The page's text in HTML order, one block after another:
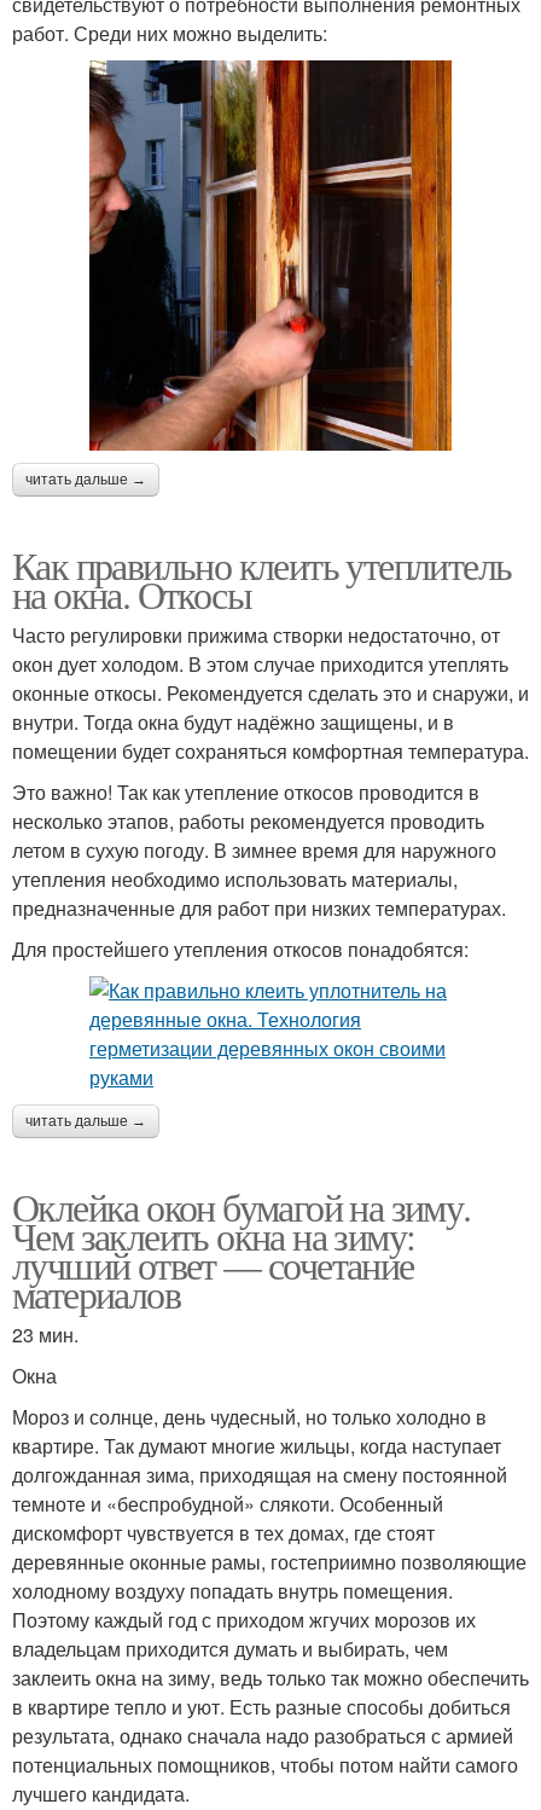
работ. Среди них можно выделить:
читать дальше →
Как правильно клеить утеплитель
на окна. Откосы
Часто регулировки прижима створки недостаточно, от
окон дует холодом. В этом случае приходится утеплять
оконные откосы. Рекомендуется сделать это и снаружи, и
внутри. Тогда окна будут надёжно защищены, и в
помещении будет сохраняться комфортная температура.
Это важно! Так как утепление откосов проводится в
несколько этапов, работы рекомендуется проводить
летом в сухую погоду. В зимнее время для наружного
утепления необходимо использовать материалы,
предназначенные для работ при низких температурах.
Для простейшего утепления откосов понадобятся:
читать дальше →
Оклейка окон бумагой на зиму.
Чем заклеить окна на зиму:
лучший ответ — сочетание
материалов
23 мин.
Окна
Мороз и солнце, день чудесный, но только холодно в
квартире. Так думают многие жильцы, когда наступает
долгожданная зима, приходящая на смену постоянной
темноте и «беспробудной» слякоти. Особенный
дискомфорт чувствуется в тех домах, где стоят
деревянные оконные рамы, гостеприимно позволяющие
холодному воздуху попадать внутрь помещения.
Поэтому каждый год с приходом жгучих морозов их
владельцам приходится думать и выбирать, чем
заклеить окна на зиму, ведь только так можно обеспечить
в квартире тепло и уют. Есть разные способы добиться
результата, однако сначала надо разобраться с армией
потенциальных помощников, чтобы потом найти самого
лучшего кандидата.